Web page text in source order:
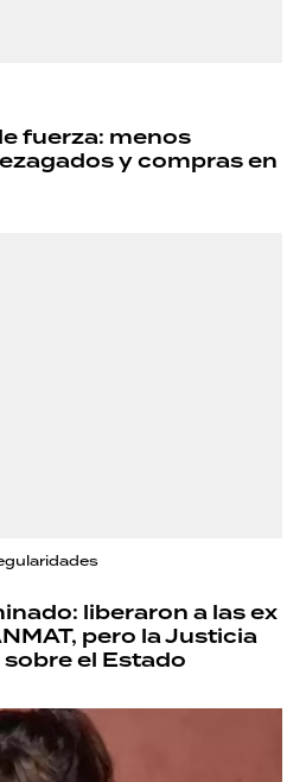
fuerza: menos
y compras en
liberaron a las ex
pero la Justicia
el Estado